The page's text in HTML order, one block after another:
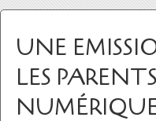
UNE
LES